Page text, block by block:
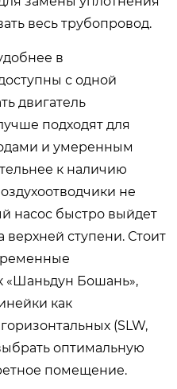
весь трубопровод.
в
с одной
двигатель
подходят для
и умеренным
к наличию
не
насос быстро выйдет
верхней ступени. Стоит
«Шаньдун Бошань»,
как
(SLW,
оптимальную
помещение.